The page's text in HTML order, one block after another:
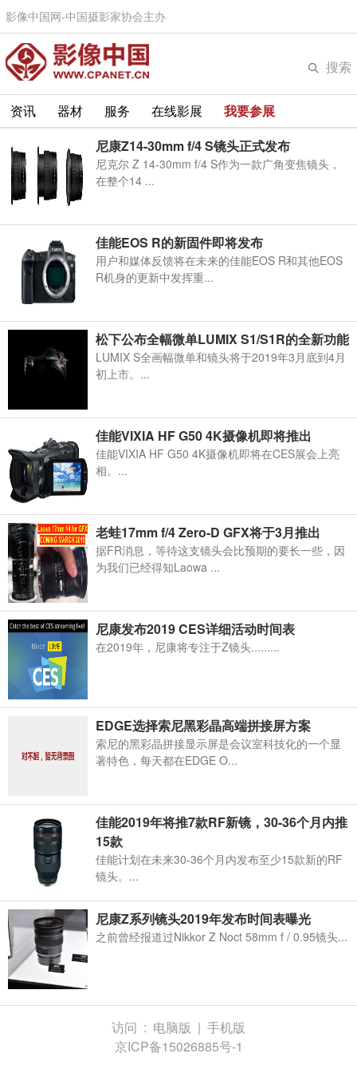
影像中国网-中国摄影家协会主办
搜索
资讯 器材 服务 在线影展
我要参展
尼康Z14-30mm f/4 S镜头正式发布
尼克尔 Z 14-30mm f/4 S作为一款广角变焦镜头，
在整个14 ...
佳能EOS R的新固件即将发布
用户和媒体反馈将在未来的佳能EOS R和其他EOS
R机身的更新中发挥重...
松下公布全幅微单LUMIX S1/S1R的全新功能
LUMIX S全画幅微单和镜头将于2019年3月底到4月
初上市。​...
佳能VIXIA HF G50 4K摄像机即将推出
佳能VIXIA HF G50 4K摄像机即将在CES展会上亮
相。...
老蛙17mm f/4 Zero-D GFX将于3月推出
据FR消息，等待这支镜头会比预期的要长一些，因
为我们已经得知Laowa ...
尼康发布2019 CES详细活动时间表
在2019年，尼康将专注于Z镜头.........
EDGE选择索尼黑彩晶高端拼接屏方案
索尼的黑彩晶拼接显示屏是会议室科技化的一个显
著特色，每天都在EDGE O...
佳能2019年将推7款RF新镜，30-36个月内推
15款
佳能计划在未来30-36个月内发布至少15款新的RF
镜头。...
尼康Z系列镜头2019年发布时间表曝光
之前曾经报道过Nikkor Z Noct 58mm f / 0.95镜头...
访问 : 电脑版 | 手机版
京ICP备15026885号-1